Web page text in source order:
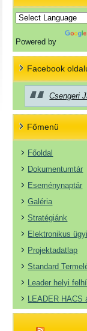
Powered by
Facebook
Csengeri
Főmenü
Főoldal
Dokumentumtár
Eseménynaptár
Galéria
Stratégiánk
Elektronikus
Projektadatlap
Standard
Leader helyi
LEADER HACS